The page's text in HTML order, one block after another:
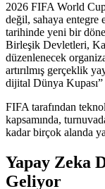
2026 FIFA World
değil, sahaya
tarihinde yeni bir
Birleşik Devletleri,
düzenlenecek
artırılmış gerçeklik
dijital Dünya Kupası”
FIFA tarafından
kapsamında,
kadar birçok alanda
Yapay Zeka
Geliyor